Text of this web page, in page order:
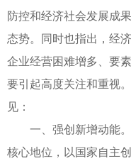
防控和经济社会发展成
态势。同时也指出，经
企业经营困难增多、要
要引起高度关注和重视
见：
一、强创新增动能
核心地位，以国家自主